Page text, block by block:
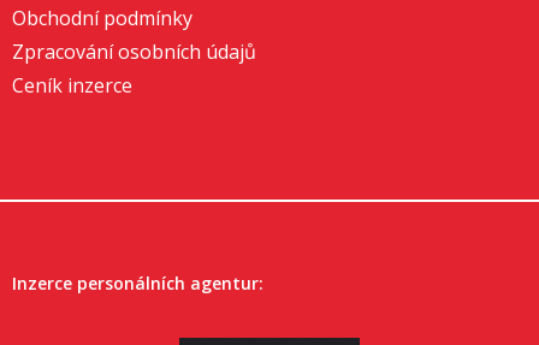
Obchodní podmínky
Zpracování osobních údajů
Ceník inzerce
Inzerce personálních agentur: